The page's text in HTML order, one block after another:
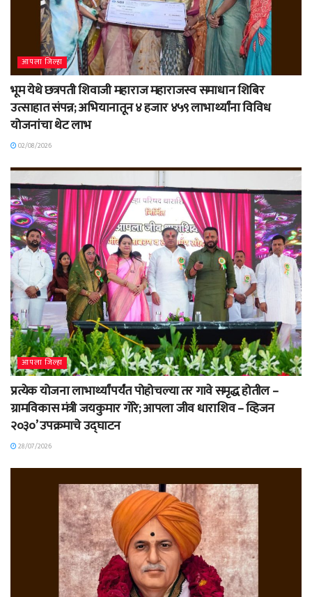
आपला जिल्हा
भूम येथे छत्रपती शिवाजी महाराज महाराजस्व समाधान शिबिर
उत्साहात संपन्न; अभियानातून ४ हजार ४५९ लाभार्थ्यांना विविध
योजनांचा थेट लाभ
02/08/2026
आपला जिल्हा
प्रत्येक योजना लाभार्थ्यांपर्यंत पोहोचल्या तर गावे समृद्ध होतील –
ग्रामविकास मंत्री जयकुमार गोरे; आपला जीव धाराशिव – व्हिजन
२०३०’ उपक्रमाचे उद्घाटन
28/07/2026